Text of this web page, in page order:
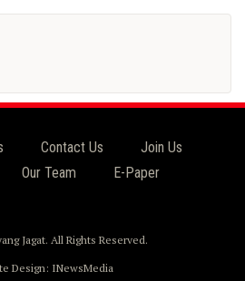
Contact Us
Join Us
Our Team E-Paper
Jagat. All Rights Reserved.
Design: INewsMedia